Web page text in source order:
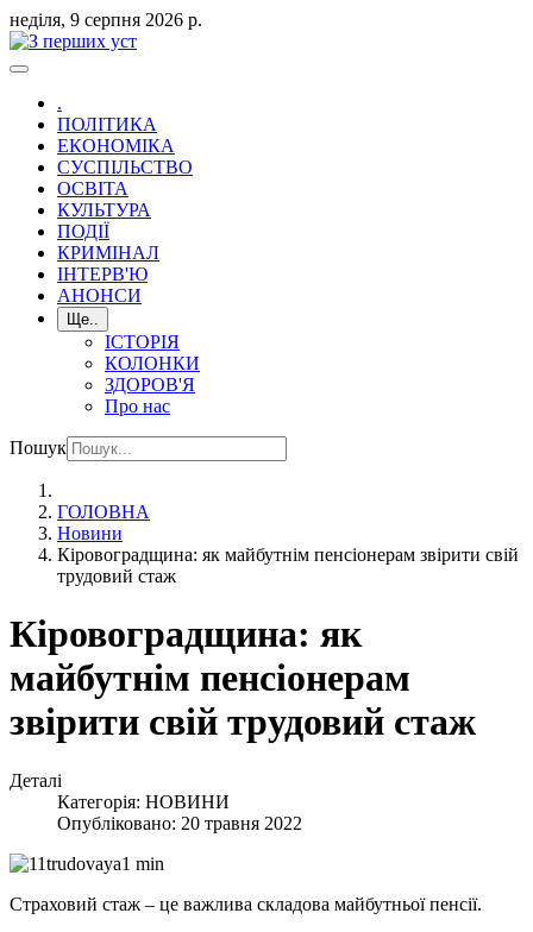
неділя, 9 серпня 2026 р.
.
ПОЛІТИКА
ЕКОНОМІКА
СУСПІЛЬСТВО
ОСВІТА
КУЛЬТУРА
ПОДІЇ
КРИМІНАЛ
ІНТЕРВ'Ю
АНОНСИ
Ще..
ІСТОРІЯ
КОЛОНКИ
ЗДОРОВ'Я
Про нас
Пошук
ГОЛОВНА
Новини
Кіровоградщина: як майбутнім пенсіонерам звірити свій
трудовий стаж
Кіровоградщина: як
майбутнім пенсіонерам
звірити свій трудовий стаж
Деталі
Категорія: НОВИНИ
Опубліковано: 20 травня 2022
Страховий стаж – це важлива складова майбутньої пенсії.